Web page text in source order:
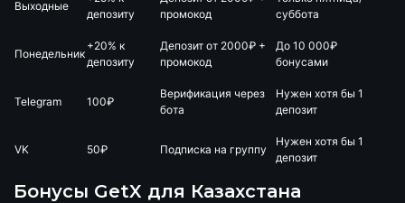
Выходные
депозиту
промокод
суббота
Понедельник
+20% к
депозиту
Депозит от 2000₽ +
промокод
До 10 000₽
бонусами
Telegram 100₽
Верификация через
бота
Нужен хотя бы 1
депозит
VK 50₽ Подписка на группу
Нужен хотя бы 1
депозит
Бонусы GetX для Казахстана